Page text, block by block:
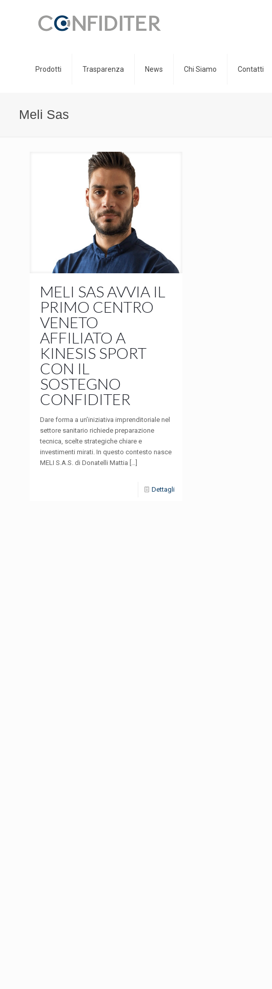
Prodotti Trasparenza News Chi Siamo Contatti
Meli Sas
MELI SAS AVVIA IL
PRIMO CENTRO
VENETO
AFFILIATO A
KINESIS SPORT
CON IL
SOSTEGNO
CONFIDITER
Dare forma a un’iniziativa imprenditoriale nel
settore sanitario richiede preparazione
tecnica, scelte strategiche chiare e
investimenti mirati. In questo contesto nasce
MELI S.A.S. di Donatelli Mattia […]
Dettagli